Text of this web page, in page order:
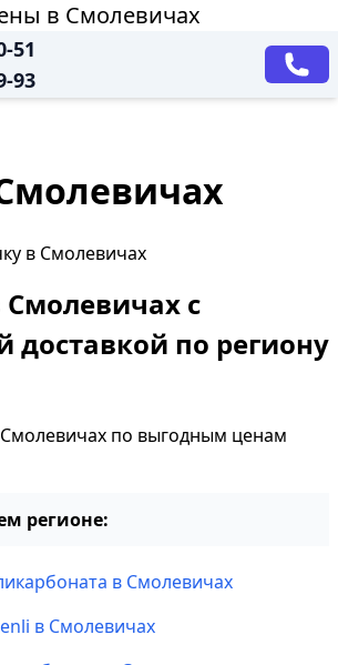
в Смолевичах
51
93
в Смолевичах
с
доставкой по региону
по выгодным ценам
регионе:
в Смолевичах
в Смолевичах